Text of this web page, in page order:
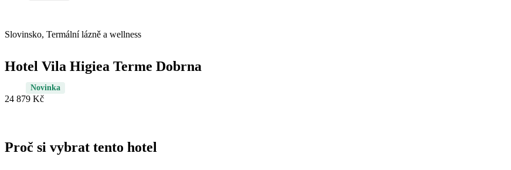
Slovinsko, Termální lázně a wellness
Hotel Vila Higiea Terme Dobrna
Novinka
24 879 Kč
Proč si vybrat tento hotel